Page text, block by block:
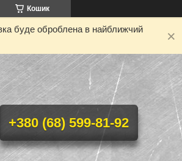
Кошик
буде оброблена в найближчий
+380 (68) 599-81-92